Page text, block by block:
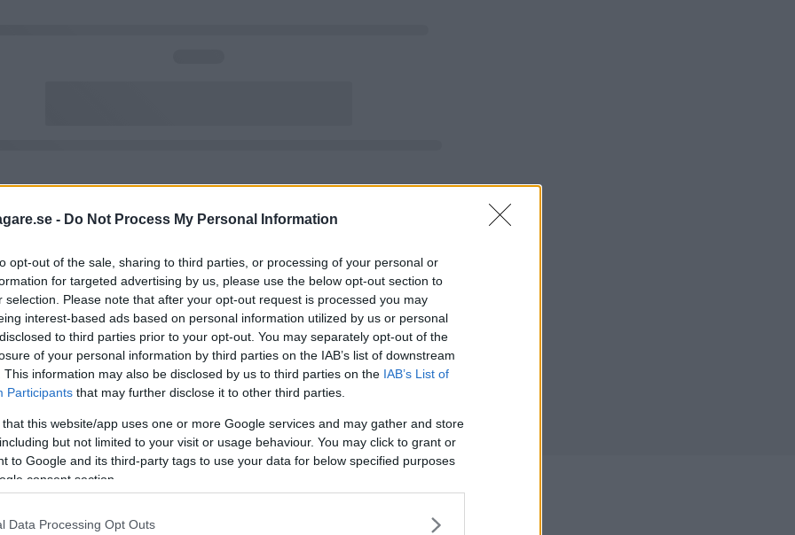
- Do Not Process My Personal Information
opt-out of the sale, sharing to third parties, or processing of your personal or
for targeted advertising by us, please use the below opt-out section to
selection. Please note that after your opt-out request is processed you may
interest-based ads based on personal information utilized by us or personal
to third parties prior to your opt-out. You may separately opt-out of the
of your personal information by third parties on the IAB’s list of downstream
This information may also be disclosed by us to third parties on the IAB’s List of
Participants that may further disclose it to other third parties.
that this website/app uses one or more Google services and may gather and store
but not limited to your visit or usage behaviour. You may click to grant or
to Google and its third-party tags to use your data for below specified purposes
consent section.
Data Processing Opt Outs
Genom att klicka på "Fortsätt" godkänner jag OK-Förlagets prenumerationsvillkor
och bekräftar att jag tagit del av
OK-Förlagets integritetspolicy
Är du redan prenumerant på vår papperstidning?